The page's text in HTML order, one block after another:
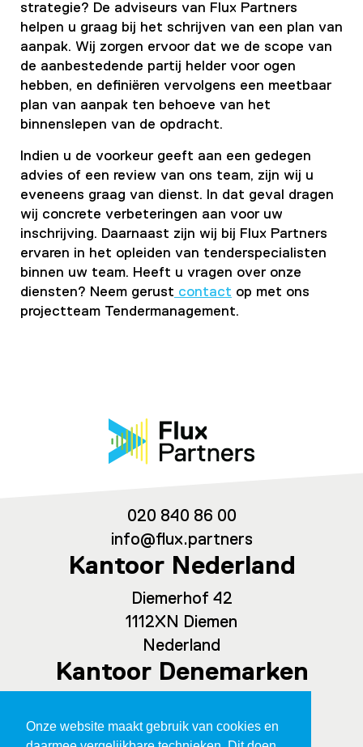
Onze website maakt gebruik van cookies en
strategie? De adviseurs van Flux Partners
helpen u graag bij het schrijven van een plan van
aanpak. Wij zorgen ervoor dat we de scope van
de aanbestedende partij helder voor ogen
hebben, en definiëren vervolgens een meetbaar
plan van aanpak ten behoeve van het
binnenslepen van de opdracht.
Indien u de voorkeur geeft aan een gedegen
advies of een review van ons team, zijn wij u
eveneens graag van dienst. In dat geval dragen
wij concrete verbeteringen aan voor uw
inschrijving. Daarnaast zijn wij bij Flux Partners
ervaren in het opleiden van tenderspecialisten
binnen uw team. Heeft u vragen over onze
diensten? Neem gerust contact op met ons
projectteam Tendermanagement.
020 840 86 00
info@flux.partners
Kantoor Nederland
Diemerhof 42
1112XN Diemen
Nederland
Kantoor Denemarken
209